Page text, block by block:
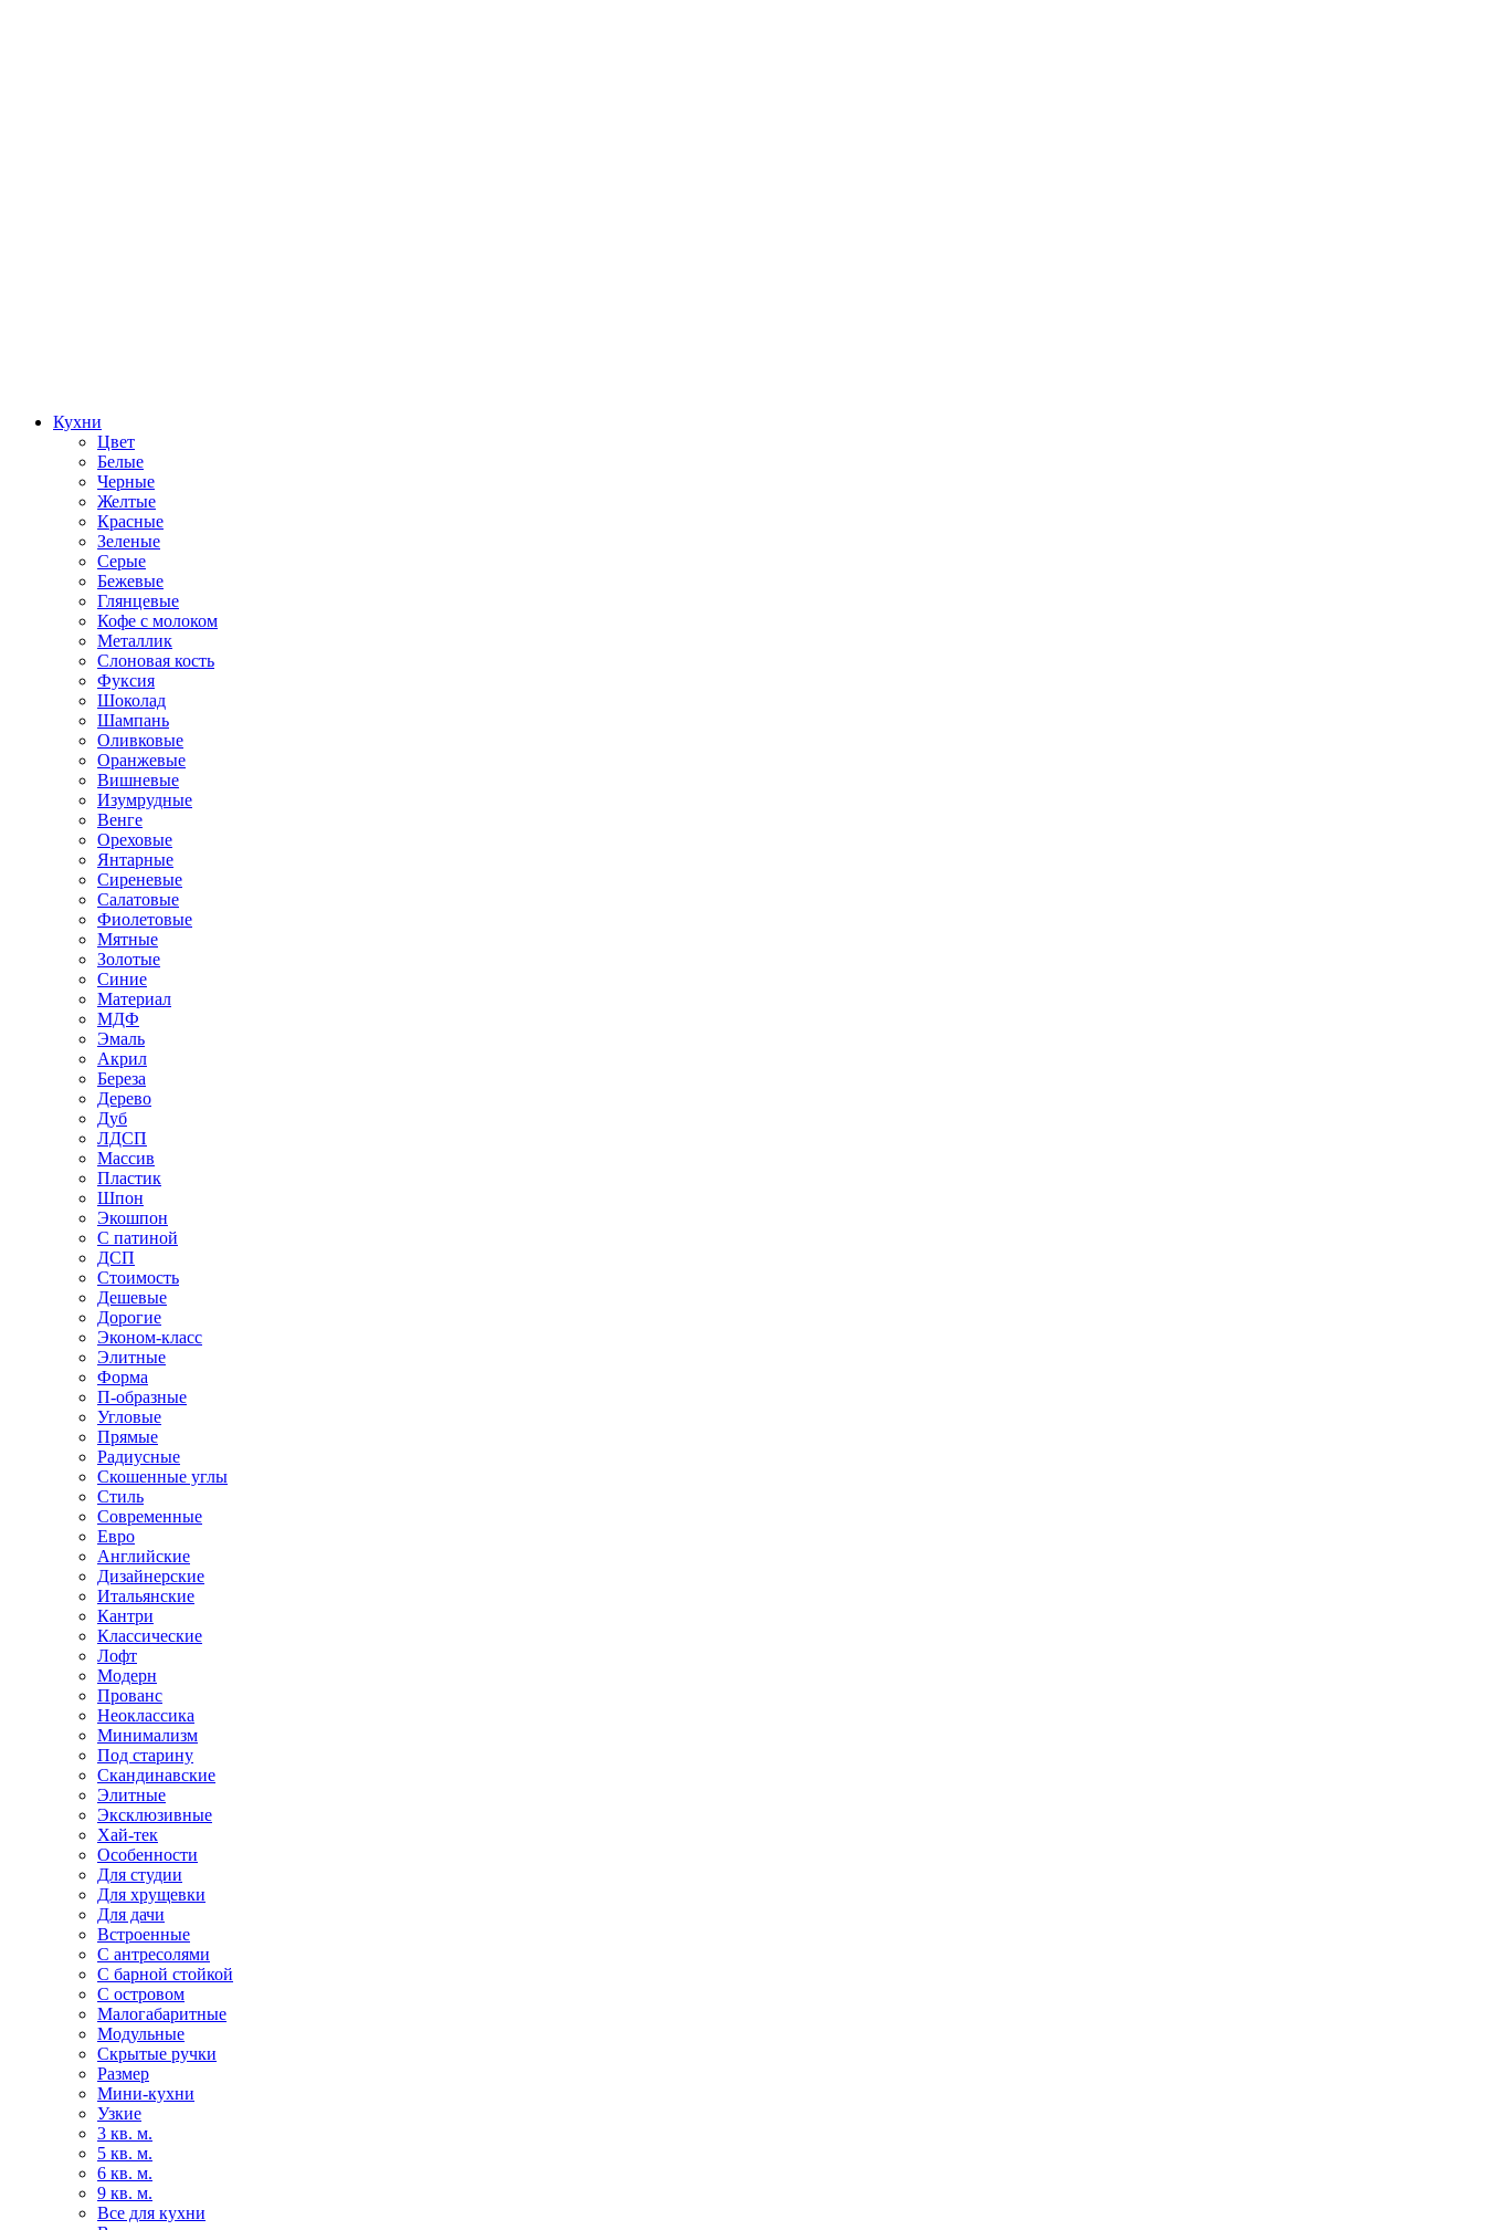
Кухни
Цвет
Белые
Черные
Желтые
Красные
Зеленые
Серые
Бежевые
Глянцевые
Кофе с молоком
Металлик
Слоновая кость
Фуксия
Шоколад
Шампань
Оливковые
Оранжевые
Вишневые
Изумрудные
Венге
Ореховые
Янтарные
Сиреневые
Салатовые
Фиолетовые
Мятные
Золотые
Синие
Материал
МДФ
Эмаль
Акрил
Береза
Дерево
Дуб
ЛДСП
Массив
Пластик
Шпон
Экошпон
С патиной
ДСП
Стоимость
Дешевые
Дорогие
Эконом-класс
Элитные
Форма
П-образные
Угловые
Прямые
Радиусные
Скошенные углы
Стиль
Современные
Евро
Английские
Дизайнерские
Итальянские
Кантри
Классические
Лофт
Модерн
Прованс
Неоклассика
Минимализм
Под старину
Скандинавские
Элитные
Эксклюзивные
Хай-тек
Особенности
Для студии
Для хрущевки
Для дачи
Встроенные
С антресолями
С барной стойкой
С островом
Малогабаритные
Модульные
Скрытые ручки
Размер
Мини-кухни
Узкие
3 кв. м.
5 кв. м.
6 кв. м.
9 кв. м.
Все для кухни